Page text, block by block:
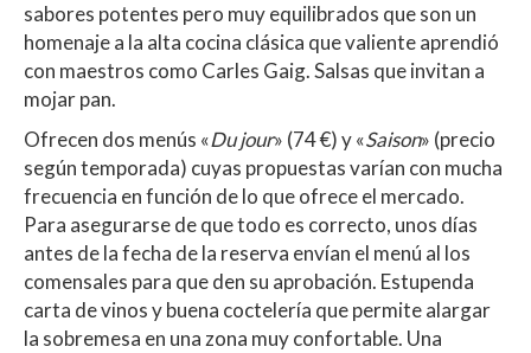
sabores potentes pero muy equilibrados que son un
homenaje a la alta cocina clásica que valiente aprendió
con maestros como Carles Gaig. Salsas que invitan a
mojar pan.
Ofrecen dos menús «Du jour» (74 €) y «Saison» (precio
según temporada) cuyas propuestas varían con mucha
frecuencia en función de lo que ofrece el mercado.
Para asegurarse de que todo es correcto, unos días
antes de la fecha de la reserva envían el menú al los
comensales para que den su aprobación. Estupenda
carta de vinos y buena coctelería que permite alargar
la sobremesa en una zona muy confortable. Una